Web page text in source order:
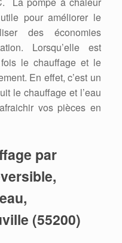
pour améliorer le
des économies
Lorsqu’elle est
le chauffage et le
En effet, c’est un
le chauffage et l’eau
vos pièces en
par
(55200)